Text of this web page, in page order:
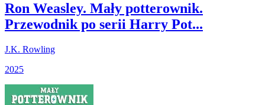
Ron Weasley. Mały potterownik.
Przewodnik po serii Harry Pot...
J.K. Rowling
2025